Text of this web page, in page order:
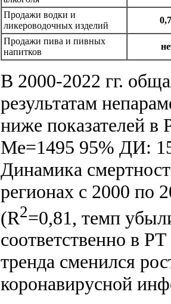
Продажи водки и
ликероводочных изделий
Продажи пива и пивных
напитков
В 2000-2022 гг.
результатам
ниже показателей
Ме=1495 95% ДИ:
Динамика
регионах с 2000 по
(R2=0,81, темп
соответственно в
тренда сменился
коронавирусной